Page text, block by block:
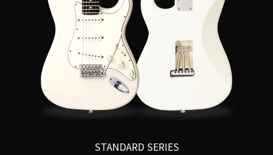
STANDARD SERIES